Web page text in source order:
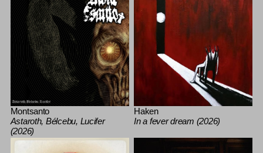
Montsanto
Astaroth, Bélcebu, Lucifer
(2026)
Haken
In a fever dream (2026)